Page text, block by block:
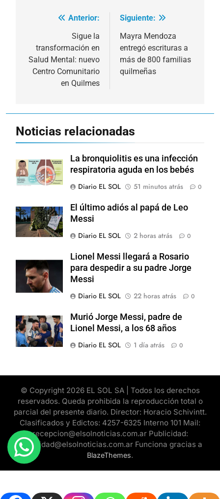
Navegación
entradas
Anterior:
Sigue la
transformación en
Salud Mental: nuevo
Centro Comunitario
en Quilmes
Siguiente:
Mayra Mendoza
entregó escrituras a
más de 800 familias
quilmeñas
Noticias relacionadas
La bronquiolitis es una infección
respiratoria aguda en los bebés
Diario EL SOL
51 minutos atrás 0
El último adiós al papá de Leo
Messi
Diario EL SOL
2 horas atrás 0
Lionel Messi llegará a Rosario
para despedir a su padre Jorge
Messi
Diario EL SOL
22 horas atrás 0
Murió Jorge Messi, padre de
Lionel Messi, a los 68 años
Diario EL SOL
1 día atrás 0
© Copyright 2026 EL SOL SA | Todos los derechos
reservados. Queda prohibida la reproducción total o
parcial del presente diario. Director: Horacio Schivintt.
Clasificados y Edictos: 4257-6325 Interno 101 Mail:
recepcion@elsolnoticias.com.ar Publicidad:
publicidad@elsolnoticias.com.ar Funciona gracias a
BlazeThemes.